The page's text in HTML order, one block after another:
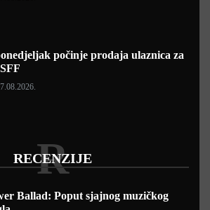
počinje prodaja ulaznica za
RECENZIJE
R
Ballad: Poput sjajnog muzičkog